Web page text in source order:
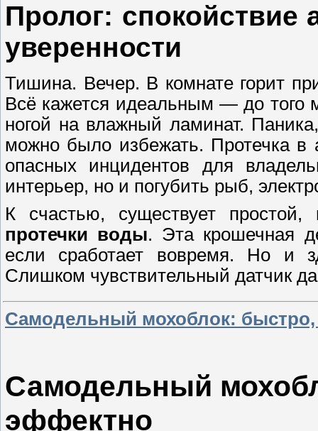
Пролог: спокойствие
уверенности
Тишина. Вечер. В комнате горит
Всё кажется идеальным — до того
ногой на влажный ламинат.
можно было избежать. Протечка
опасных инцидентов для
интерьер, но и погубить рыб,
К счастью, существует
протечки воды. Эта крошечная
если сработает вовремя. Но и
Слишком чувствительный датчик
Самодельный мохоблок:
Самодельный
эффектно